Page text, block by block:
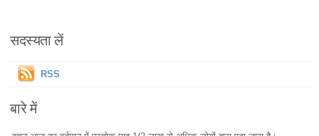
सदस्यता लें
RSS
बारे में